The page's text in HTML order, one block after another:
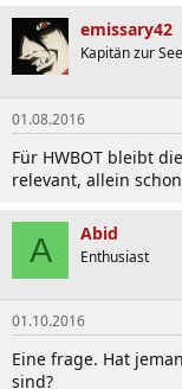
1x
1x
2x
1x
1x
1x
1x
emissary42
Kapitän zur See
01.08.2016
Für HWBOT bleibt
relevant, allein
A Abid
Enthusiast
01.10.2016
Eine frage. Hat
sind?